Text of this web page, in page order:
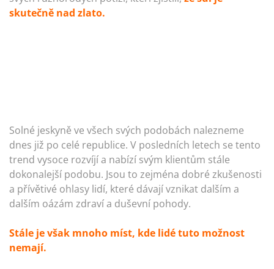
skutečně nad zlato.
Solné jeskyně ve všech svých podobách nalezneme
dnes již po celé republice. V posledních letech se tento
trend vysoce rozvíjí a nabízí svým klientům stále
dokonalejší podobu. Jsou to zejména dobré zkušenosti
a přívětivé ohlasy lidí, které dávají vznikat dalším a
dalším oázám zdraví a duševní pohody.
Stále je však mnoho míst, kde lidé tuto možnost
nemají.